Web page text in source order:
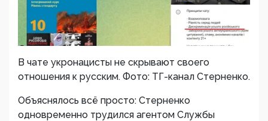
В чате укронацисты не скрывают своего
отношения к русским. Фото: ТГ-канал Стерненко.
Объяснялось всё просто: Стерненко
одновременно трудился агентом Службы